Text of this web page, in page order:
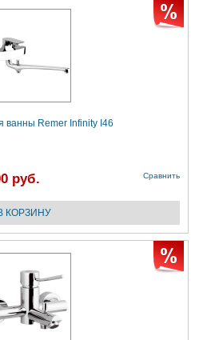
ванны Remer Infinity I46
руб. Сравнить